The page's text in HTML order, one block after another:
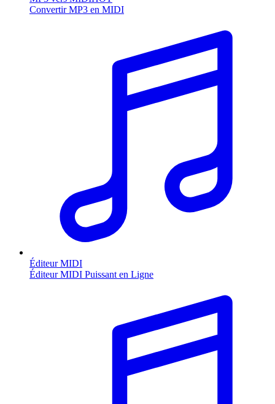
Convertir MP3 en MIDI
Éditeur MIDI
Éditeur MIDI Puissant en Ligne